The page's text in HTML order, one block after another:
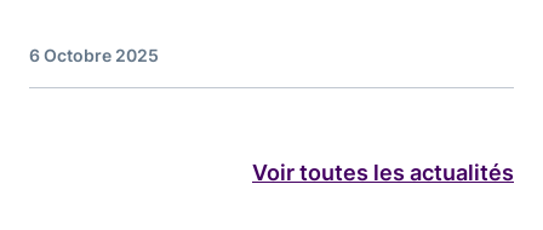
6 Octobre 2025
Voir toutes les actualités